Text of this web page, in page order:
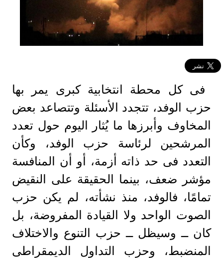
فى كل محطة انتخابية كبرى يمر بها
حزب الوفد، تتجدد الأسئلة وتتصاعد بعض
المخاوف وأبرزها ما يُثار اليوم حول تعدد
المرشحين لرئاسة حزب الوفد، وكأن
التعدد فى حد ذاته أزمة، أو أن المنافسة
مؤشر ضعف، بينما الحقيقة على النقيض
تمامًا، فالوفد، منذ نشأته، لم يكن حزب
الصوت الواحد ولا القيادة المفروضة، بل
كان ــ وسيظل ــ حزب التنوع والاختلاف
المنضبط، وحزب التداول الديمقراطى